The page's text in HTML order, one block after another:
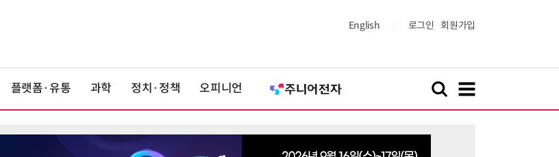
English 로그인 회원가입
플랫폼·유통 과학 정치·정책 오피니언